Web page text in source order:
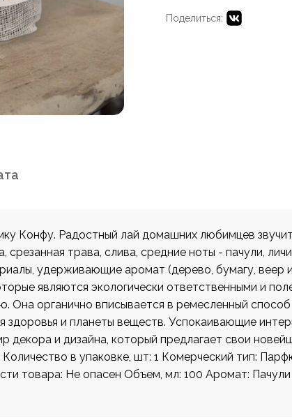
Поделиться:
Конфу. Радостный лай домашних любимцев
срезанная трава, слива, средние ноты - пачули,
удерживающие аромат (дерево, бумагу, веер
являются экологически ответственными и
Она органично вписывается в ремесленный
здоровья и планеты веществ. Успокаивающие
и дизайна, который предлагает свои
в упаковке, шт: 1 Комерческий тип:
товара: Не опасен Объем, мл: 100 Аромат: